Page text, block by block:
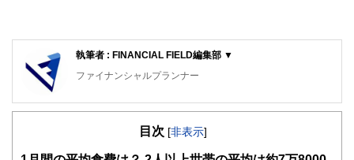
執筆者 : FINANCIAL FIELD編集部 ▼
ファイナンシャルプランナー
FinancialField編集部は、金融、経済に関する記事を、日々
知識がない方でも理解できるようわかりやすく発信していま
目次 [非表示]